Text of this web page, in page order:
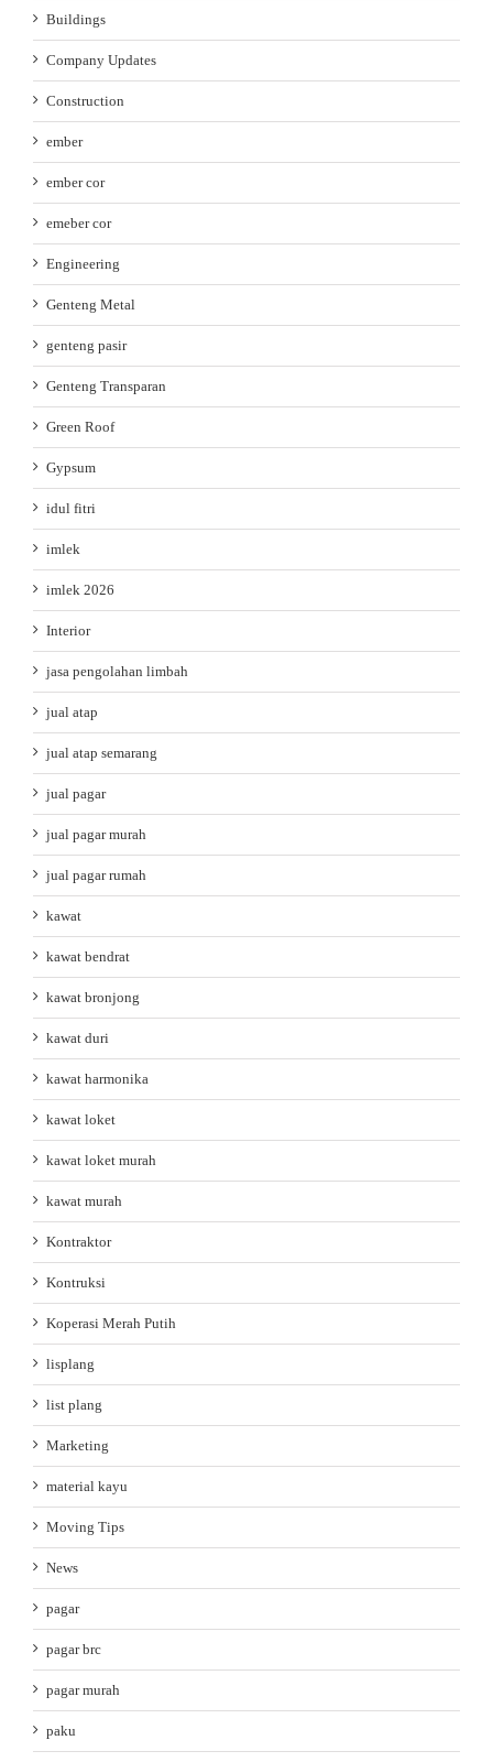
Buildings
Company Updates
Construction
ember
ember cor
emeber cor
Engineering
Genteng Metal
genteng pasir
Genteng Transparan
Green Roof
Gypsum
idul fitri
imlek
imlek 2026
Interior
jasa pengolahan limbah
jual atap
jual atap semarang
jual pagar
jual pagar murah
jual pagar rumah
kawat
kawat bendrat
kawat bronjong
kawat duri
kawat harmonika
kawat loket
kawat loket murah
kawat murah
Kontraktor
Kontruksi
Koperasi Merah Putih
lisplang
list plang
Marketing
material kayu
Moving Tips
News
pagar
pagar brc
pagar murah
paku